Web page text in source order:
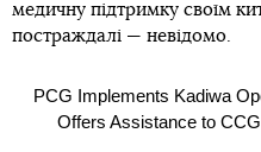
медичну підтримку своїм
постраждалі — невідомо.
PCG Implements Kadiwa
Offers Assistance to